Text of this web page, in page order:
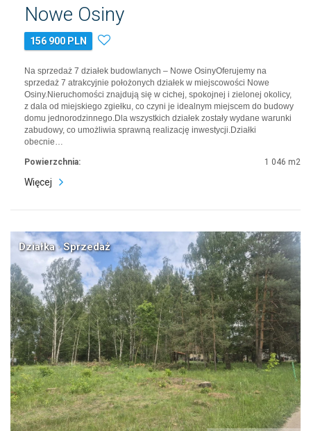
Nowe Osiny
156 900 PLN
Na sprzedaż 7 działek budowlanych – Nowe OsinyOferujemy na
sprzedaż 7 atrakcyjnie położonych działek w miejscowości Nowe
Osiny.Nieruchomości znajdują się w cichej, spokojnej i zielonej okolicy,
z dala od miejskiego zgiełku, co czyni je idealnym miejscem do budowy
domu jednorodzinnego.Dla wszystkich działek zostały wydane warunki
zabudowy, co umożliwia sprawną realizację inwestycji.Działki
obecnie…
Powierzchnia: 1 046 m2
Więcej
Działka · Sprzedaż